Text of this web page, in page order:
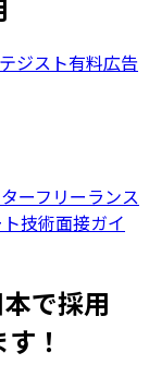
ジスト有料広告
ーフリーランス
技術面接ガイ
で採用
！